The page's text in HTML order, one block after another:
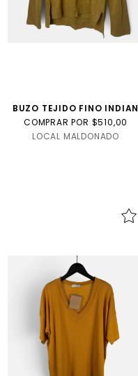
BUZO TEJIDO FINO INDIAN
COMPRAR POR $510,00
LOCAL MALDONADO